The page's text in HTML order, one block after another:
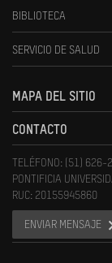
BIBLIOTECA
SERVICIO DE SALUD
MAPA DEL SITIO
CONTACTO
TELÉFONO: (51)
PONTIFICIA
RUC: 20155945860
ENVIAR MENSAJE